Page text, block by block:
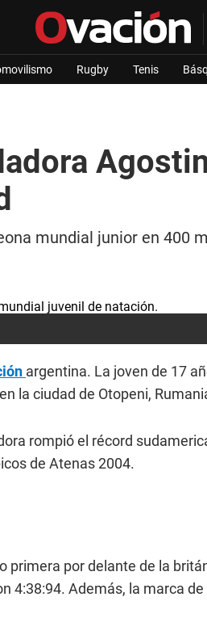
Rugby Tenis
mundial junior en 400
argentina. La joven de 17
la ciudad de Otopeni,
rompió el récord
de Atenas 2004.
primera por delante de la
4:38:94. Además, la marca de